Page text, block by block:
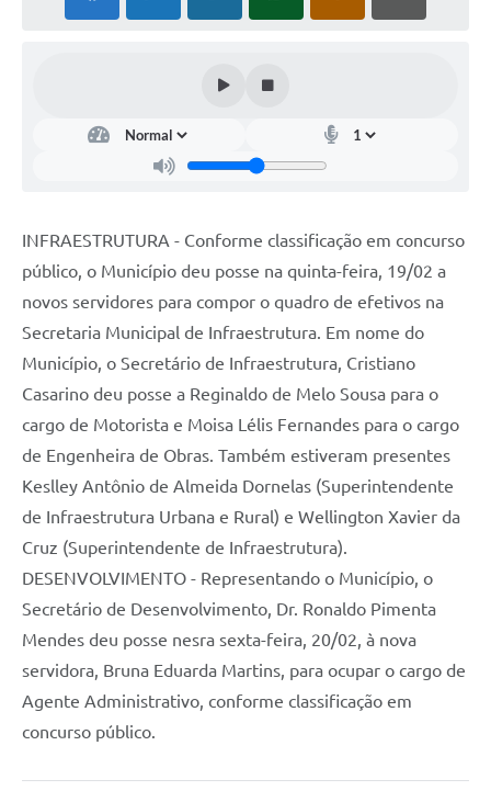
INFRAESTRUTURA - Conforme classificação em concurso
público, o Município deu posse na quinta-feira, 19/02 a
novos servidores para compor o quadro de efetivos na
Secretaria Municipal de Infraestrutura. Em nome do
Município, o Secretário de Infraestrutura, Cristiano
Casarino deu posse a Reginaldo de Melo Sousa para o
cargo de Motorista e Moisa Lélis Fernandes para o cargo
de Engenheira de Obras. Também estiveram presentes
Keslley Antônio de Almeida Dornelas (Superintendente
de Infraestrutura Urbana e Rural) e Wellington Xavier da
Cruz (Superintendente de Infraestrutura).
DESENVOLVIMENTO - Representando o Município, o
Secretário de Desenvolvimento, Dr. Ronaldo Pimenta
Mendes deu posse nesra sexta-feira, 20/02, à nova
servidora, Bruna Eduarda Martins, para ocupar o cargo de
Agente Administrativo, conforme classificação em
concurso público.